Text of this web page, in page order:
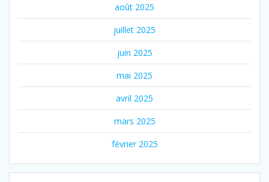
août 2025
juillet 2025
juin 2025
mai 2025
avril 2025
mars 2025
février 2025